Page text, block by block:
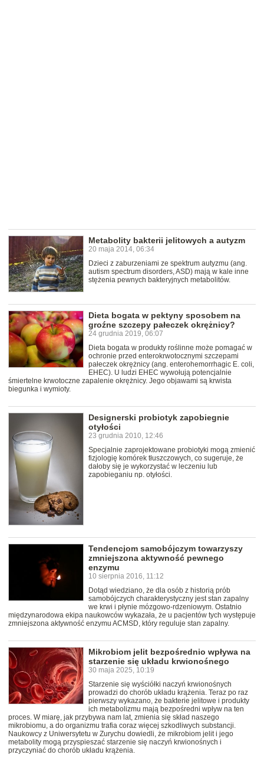
Metabolity bakterii jelitowych a autyzm
20 maja 2014, 06:34
Dzieci z zaburzeniami ze spektrum autyzmu (ang.
autism spectrum disorders, ASD) mają w kale inne
stężenia pewnych bakteryjnych metabolitów.
Dieta bogata w pektyny sposobem na
groźne szczepy pałeczek okrężnicy?
24 grudnia 2019, 06:07
Dieta bogata w produkty roślinne może pomagać w
ochronie przed enterokrwotocznymi szczepami
pałeczek okrężnicy (ang. enterohemorrhagic E. coli,
EHEC). U ludzi EHEC wywołują potencjalnie
śmiertelne krwotoczne zapalenie okrężnicy. Jego objawami są krwista
biegunka i wymioty.
Designerski probiotyk zapobiegnie
otyłości
23 grudnia 2010, 12:46
Specjalnie zaprojektowane probiotyki mogą zmienić
fizjologię komórek tłuszczowych, co sugeruje, że
dałoby się je wykorzystać w leczeniu lub
zapobieganiu np. otyłości.
Tendencjom samobójczym towarzyszy
zmniejszona aktywność pewnego
enzymu
10 sierpnia 2016, 11:12
Dotąd wiedziano, że dla osób z historią prób
samobójczych charakterystyczny jest stan zapalny
we krwi i płynie mózgowo-rdzeniowym. Ostatnio
międzynarodowa ekipa naukowców wykazała, że u pacjentów tych występuje
zmniejszona aktywność enzymu ACMSD, który reguluje stan zapalny.
Mikrobiom jelit bezpośrednio wpływa na
starzenie się układu krwionośnego
30 maja 2025, 10:19
Starzenie się wyściółki naczyń krwionośnych
prowadzi do chorób układu krążenia. Teraz po raz
pierwszy wykazano, że bakterie jelitowe i produkty
ich metabolizmu mają bezpośredni wpływ na ten
proces. W miarę, jak przybywa nam lat, zmienia się skład naszego
mikrobiomu, a do organizmu trafia coraz więcej szkodliwych substancji.
Naukowcy z Uniwersytetu w Zurychu dowiedli, że mikrobiom jelit i jego
metabolity mogą przyspieszać starzenie się naczyń krwionośnych i
przyczyniać do chorób układu krążenia.